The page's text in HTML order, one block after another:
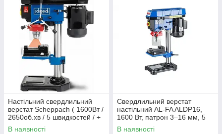
Настільний свердлильний
верстат Scheppach ( 1600Вт /
2650об.хв / 5 швидкостей / +
лещата )
В наявності
Свердлильний верстат
настільний AL-FA ALDP16,
1600 Вт, патрон 3–16 мм, 5
швидкостей, 500–2500 об/хв
В наявності